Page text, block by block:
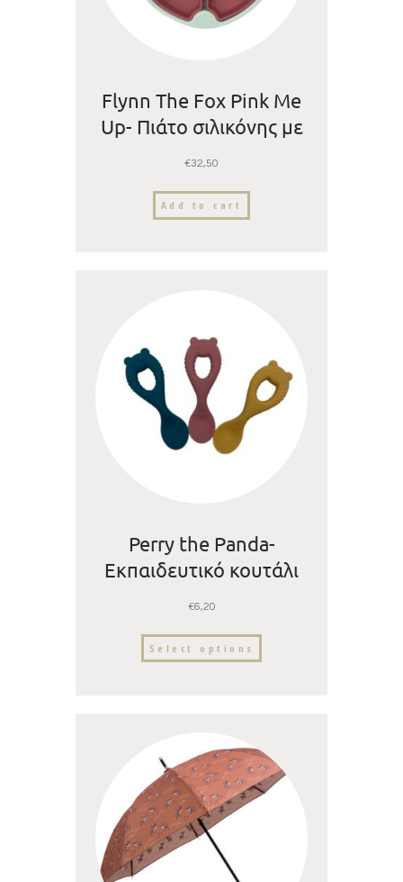
Flynn The Fox Pink Me
Up- Πιάτο σιλικόνης με
χωρίσματα
€32,50
Add to cart
Perry the Panda-
Εκπαιδευτικό κουτάλι
€6,20
Select options